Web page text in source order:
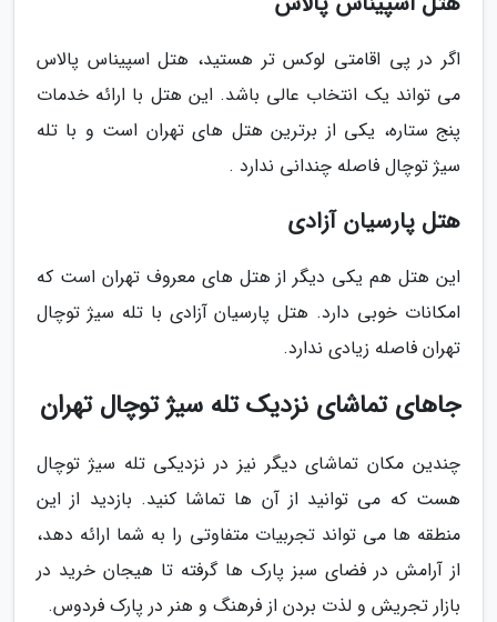
اگر در پی اقامتی لوکس تر هستید، هتل اسپیناس پالاس
می تواند یک انتخاب عالی باشد. این هتل با ارائه خدمات
پنج ستاره، یکی از برترین هتل های تهران است و با تله
سیژ توچال فاصله چندانی ندارد .
هتل پارسیان آزادی
این هتل هم یکی دیگر از هتل های معروف تهران است که
امکانات خوبی دارد. هتل پارسیان آزادی با تله سیژ توچال
تهران فاصله زیادی ندارد.
جاهای تماشای نزدیک تله سیژ توچال تهران
چندین مکان تماشای دیگر نیز در نزدیکی تله سیژ توچال
هست که می توانید از آن ها تماشا کنید. بازدید از این
منطقه ها می تواند تجربیات متفاوتی را به شما ارائه دهد،
از آرامش در فضای سبز پارک ها گرفته تا هیجان خرید در
بازار تجریش و لذت بردن از فرهنگ و هنر در پارک فردوس.